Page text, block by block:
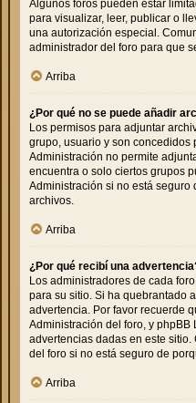
Algunos foros pueden estar
para visualizar, leer, publicar o
una autorización especial.
administrador del foro para que
Arriba
¿Por qué no se puede añadir
Los permisos para adjuntar
grupo, usuario y son concedidos
Administración no permite
encuentra o solo ciertos grupos
Administración si no está
archivos.
Arriba
¿Por qué recibí una
Los administradores de cada
para su sitio. Si ha quebrantado
advertencia. Por favor recuerde
Administración del foro, y
advertencias dadas en este
del foro si no está seguro de
Arriba